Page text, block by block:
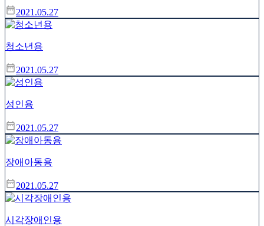
2021.05.27
청소년용
2021.05.27
성인용
2021.05.27
장애아동용
2021.05.27
시각장애인용